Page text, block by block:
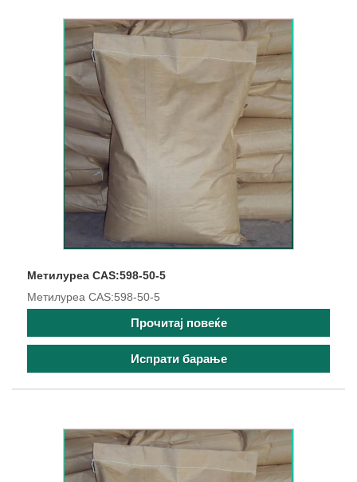
Метилуреа CAS:598-50-5
Метилуреа CAS:598-50-5
Прочитај повеќе
Испрати барање